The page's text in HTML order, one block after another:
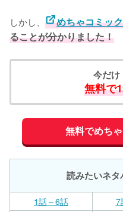
しかし、 めちゃコミック
ることが分かりました！
今だけ
無料で
無料でめち
読みたいネタ
1話～6話 7